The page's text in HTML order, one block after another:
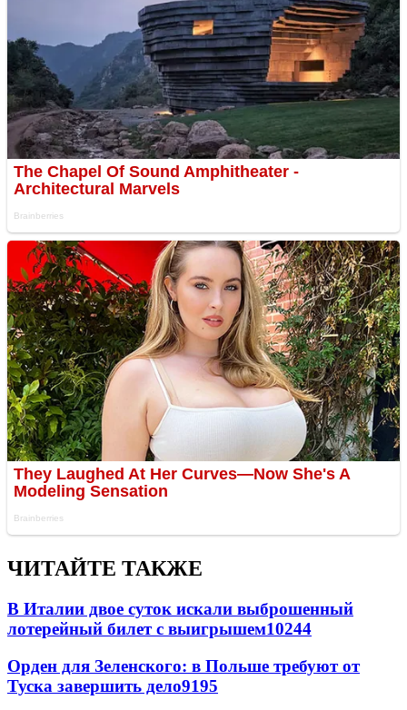
ЧИТАЙТЕ ТАКЖЕ
В Италии двое суток искали выброшенный
лотерейный билет с выигрышем10244
Орден для Зеленского: в Польше требуют от
Туска завершить дело9195